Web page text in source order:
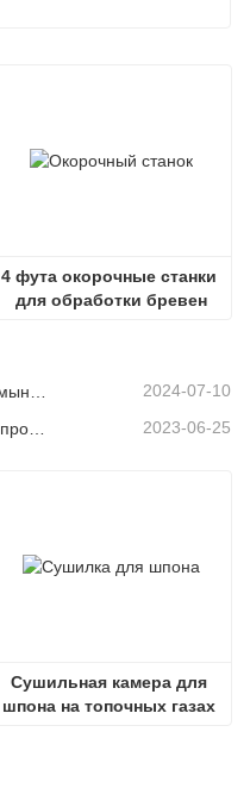
4 фута окорочные станки
для обработки бревен
2024-07-10
Запуск оборудования в Синьи, провинция Гуйчжоу, Китай 2023-06-25
Сушильная камера для
шпона на топочных газах